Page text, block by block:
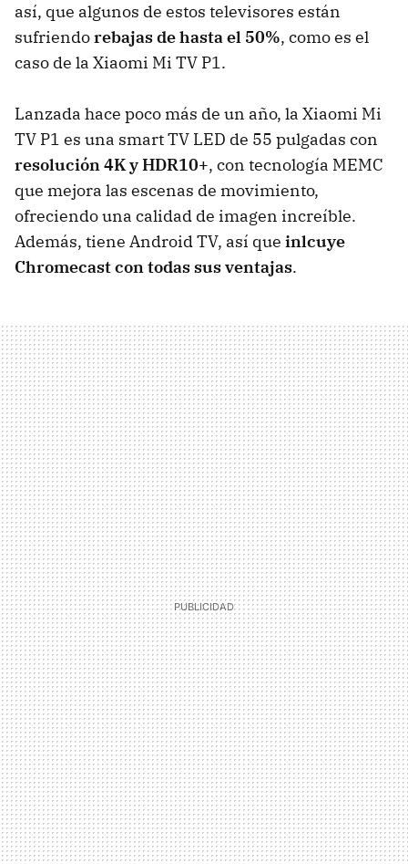
así, que algunos de estos televisores están
sufriendorebajas de hasta el 50%, como es el
caso de la Xiaomi Mi TV P1.
Lanzada hace poco más de un año, la Xiaomi Mi
TV P1 es una smart TV LED de 55 pulgadas con
resolución 4K y HDR10+, con tecnología MEMC
que mejora las escenas de movimiento,
ofreciendo una calidad de imagen increíble.
Además, tiene Android TV, así que inlcuye
Chromecast con todas sus ventajas.